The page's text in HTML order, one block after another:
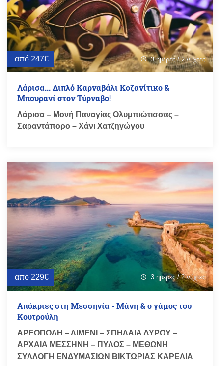
από 247€ schedule 3 ημέρες / 2 νύχτες
Λάρισα... Διπλό Καρναβάλι Κοζανίτικο &
Μπουρανί στον Τύρναβο!
Λάρισα – Μονή Παναγίας Ολυμπιώτισσας –
Σαραντάπορο – Χάνι Χατζηγώγου
από 229€ schedule 3 ημέρες / 2 νύχτες
Απόκριες στη Μεσσηνία - Μάνη & ο γάμος του
Κουτρούλη
ΑΡΕΟΠΟΛΗ – ΛΙΜΕΝΙ – ΣΠΗΛΑΙΑ ΔΥΡΟΥ –
ΑΡΧΑΙΑ ΜΕΣΣΗΝΗ – ΠΥΛΟΣ – ΜΕΘΩΝΗ
ΣΥΛΛΟΓΗ ΕΝΔΥΜΑΣΙΩΝ ΒΙΚΤΩΡΙΑΣ ΚΑΡΕΛΙΑ